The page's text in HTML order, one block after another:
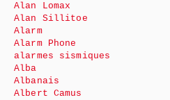
Alan Lomax
Alan Sillitoe
Alarm
Alarm Phone
alarmes sismiques
Alba
Albanais
Albert Camus